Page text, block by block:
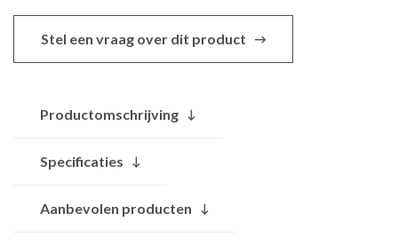
Stel een vraag over dit product
Productomschrijving
Specificaties
Aanbevolen producten